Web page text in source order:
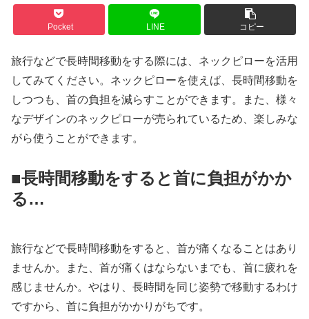
Pocket LINE コピー
旅行などで長時間移動をする際には、ネックピローを活用
してみてください。ネックピローを使えば、長時間移動を
しつつも、首の負担を減らすことができます。また、様々
なデザインのネックピローが売られているため、楽しみな
がら使うことができます。
■長時間移動をすると首に負担がかか
る…
旅行などで長時間移動をすると、首が痛くなることはあり
ませんか。また、首が痛くはならないまでも、首に疲れを
感じませんか。やはり、長時間を同じ姿勢で移動するわけ
ですから、首に負担がかかりがちです。